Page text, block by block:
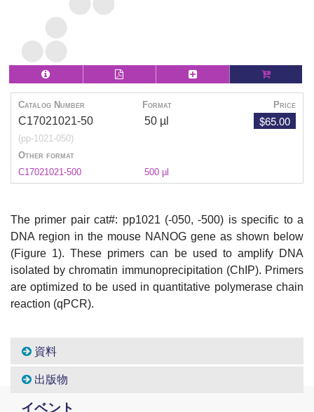
Catalog Number Format Price
C17021021-50
(pp-1021-050)
50 µl $65.00
Other format
C17021021-500
500 µl
The primer pair cat#: pp1021 (-050, -500) is specific to a
DNA region in the mouse NANOG gene as shown below
(Figure 1). These primers can be used to amplify DNA
isolated by chromatin immunoprecipitation (ChIP). Primers
are optimized to be used in quantitative polymerase chain
reaction (qPCR).
資料
出版物
イベント